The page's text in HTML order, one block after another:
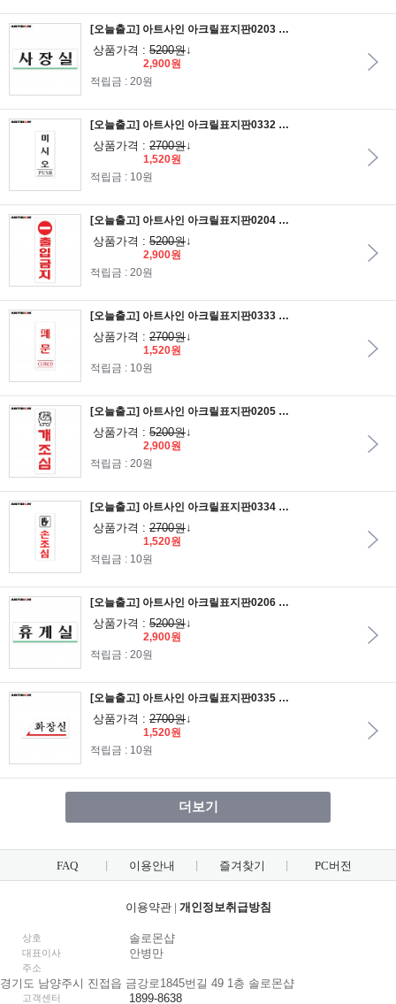
[오늘출고] 아트사인 아크릴표지판0203 사장실 25x8 ●주문제작
상품가격 : 5200원↓
2,900원
적립금 : 20원
[오늘출고] 아트사인 아크릴표지판0332 미시오(PUSH) 12x5
상품가격 : 2700원↓
1,520원
적립금 : 10원
[오늘출고] 아트사인 아크릴표지판0204 출입금지 25x8
상품가격 : 5200원↓
2,900원
적립금 : 20원
[오늘출고] 아트사인 아크릴표지판0333 폐문(CLOSED) 12x5
상품가격 : 2700원↓
1,520원
적립금 : 10원
[오늘출고] 아트사인 아크릴표지판0205 개조심 25x8
상품가격 : 5200원↓
2,900원
적립금 : 20원
[오늘출고] 아트사인 아크릴표지판0334 손조심 12x5
상품가격 : 2700원↓
1,520원
적립금 : 10원
[오늘출고] 아트사인 아크릴표지판0206 휴게실 25x8
상품가격 : 5200원↓
2,900원
적립금 : 20원
[오늘출고] 아트사인 아크릴표지판0335 화장실(왼쪽) 12x5
상품가격 : 2700원↓
1,520원
적립금 : 10원
더보기
FAQ 이용안내 즐겨찾기 PC버전
이용약관| 개인정보취급방침
상호 솔로몬샵
대표이사 안병만
주소
경기도 남양주시 진접읍 금강로1845번길 49 1층 솔로몬샵
고객센터 1899-8638